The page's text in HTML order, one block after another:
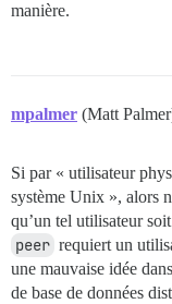
manière.
mpalmer (Matt
Si par « utilisateur
système Unix », alors
qu’un tel utilisateur
peer requiert un
une mauvaise idée
de base de données